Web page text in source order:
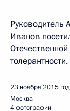
Руководитель
Иванов
толерантности.
23 ноября 2015
Москва
4 фотографии